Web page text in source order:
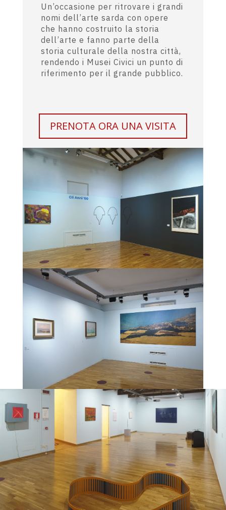
Un’occasione per ritrovare i grandi
nomi dell’arte sarda con opere
che hanno costruito la storia
dell’arte e fanno parte della
storia culturale della nostra città,
rendendo i Musei Civici un punto di
riferimento per il grande pubblico.
PRENOTA ORA UNA VISITA